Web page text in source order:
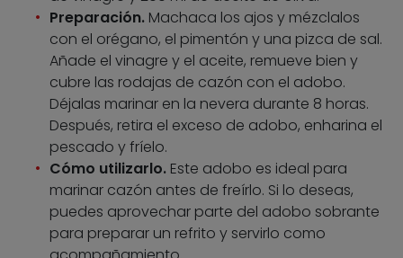
Preparación. Machaca los ajos y mézclalos
con el orégano, el pimentón y una pizca de sal.
Añade el vinagre y el aceite, remueve bien y
cubre las rodajas de cazón con el adobo.
Déjalas marinar en la nevera durante 8 horas.
Después, retira el exceso de adobo, enharina el
pescado y fríelo.
Cómo utilizarlo. Este adobo es ideal para
marinar cazón antes de freírlo. Si lo deseas,
puedes aprovechar parte del adobo sobrante
para preparar un refrito y servirlo como